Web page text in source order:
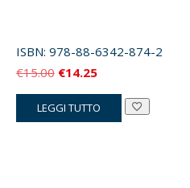
ISBN: 978-88-6342-874-2
€15.00 Il
prezzo
originale
€14.25Il
prezzo
attuale
LEGGI TUTTO